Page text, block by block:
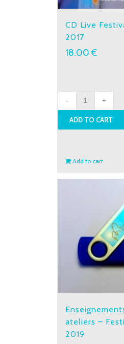
CD Live
2017
18.00€
CD
Live
Festival
quantity
ADD TO CART
Add to cart
ateliers –
2019